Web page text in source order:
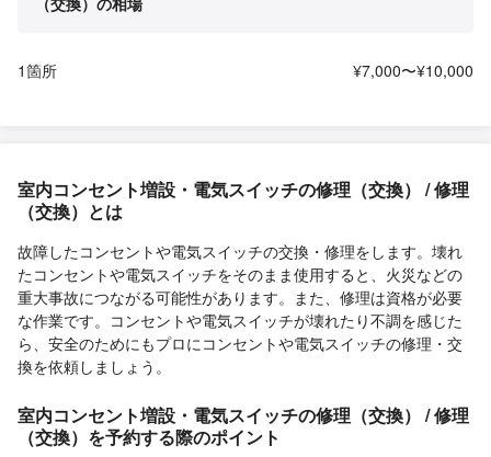
1箇所 ¥7,000〜¥10,000
室内コンセント増設・電気スイッチの修理（交換） / 修理
（交換）とは
故障したコンセントや電気スイッチの交換・修理をします。壊れ
たコンセントや電気スイッチをそのまま使用すると、火災などの
重大事故につながる可能性があります。また、修理は資格が必要
な作業です。コンセントや電気スイッチが壊れたり不調を感じた
ら、安全のためにもプロにコンセントや電気スイッチの修理・交
換を依頼しましょう。
室内コンセント増設・電気スイッチの修理（交換） / 修理
（交換）を予約する際のポイント